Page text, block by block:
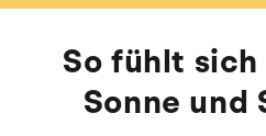
So fühlt
Sonne und